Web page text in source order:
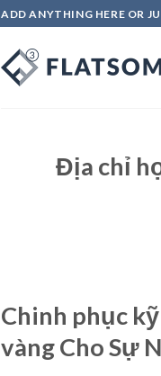
ADD ANYTHING HERE OR
Địa chỉ
Chinh phục
vàng Cho Sự